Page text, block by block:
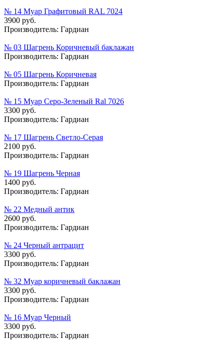
№ 14 Муар Графитовый RAL 7024
3900 руб.
Производитель: Гардиан
№ 03 Шагрень Коричневый баклажан
Производитель: Гардиан
№ 05 Шагрень Коричневая
Производитель: Гардиан
№ 15 Муар Серо-Зеленый Ral 7026
3300 руб.
Производитель: Гардиан
№ 17 Шагрень Светло-Серая
2100 руб.
Производитель: Гардиан
№ 19 Шагрень Черная
1400 руб.
Производитель: Гардиан
№ 22 Медный антик
2600 руб.
Производитель: Гардиан
№ 24 Черный антрацит
3300 руб.
Производитель: Гардиан
№ 32 Муар коричневый баклажан
3300 руб.
Производитель: Гардиан
№ 16 Муар Черный
3300 руб.
Производитель: Гардиан